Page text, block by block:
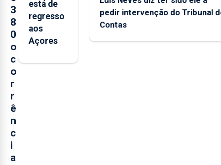
3
8
0
o
c
o
r
r
ê
n
c
i
a
está de
regresso
aos
Açores
pedir intervenção do Tribunal
Contas